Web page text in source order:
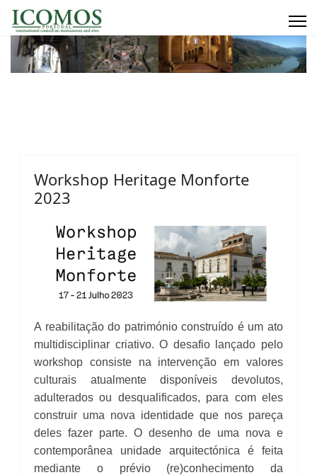
Workshop Heritage Monforte
2023
A reabilitação do património construído é um ato
multidisciplinar criativo. O desafio lançado pelo
workshop consiste na intervenção em valores
culturais atualmente disponíveis devolutos,
adulterados ou desqualificados, para com eles
construir uma nova identidade que nos pareça
deles fazer parte. O desenho de uma nova e
contemporânea unidade arquitectónica é feita
mediante o prévio (re)conhecimento da